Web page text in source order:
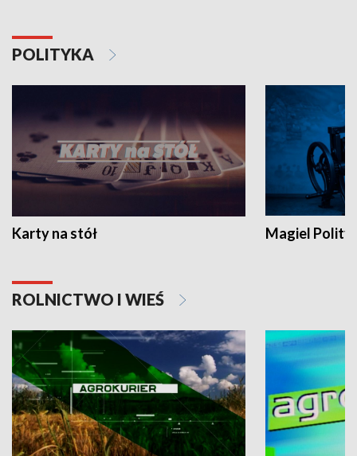
POLITYKA
Karty na stół Magiel
ROLNICTWO I WIEŚ